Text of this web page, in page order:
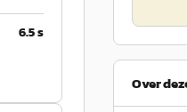
6.5 s
Over